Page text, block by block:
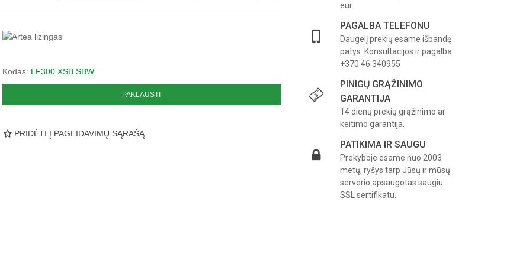
Kodas: LF300 XSB SBW
PAKLAUSTI
PRIDĖTI Į PAGEIDAVIMŲ SĄRAŠĄ.
eur.
PAGALBA TELEFONU
Daugelį prekių esame išbandę
patys. Konsultacijos ir pagalba:
+370 46 340955
PINIGŲ GRĄŽINIMO
GARANTIJA
14 dienų prekių grąžinimo ar
keitimo garantija.
PATIKIMA IR SAUGU
Prekyboje esame nuo 2003
metų, ryšys tarp Jūsų ir mūsų
serverio apsaugotas saugiu
SSL sertifikatu.